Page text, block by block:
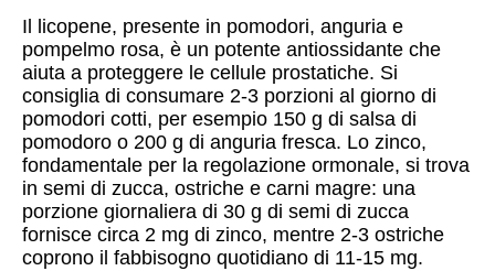
Il licopene, presente in pomodori, anguria e
pompelmo rosa, è un potente antiossidante che
aiuta a proteggere le cellule prostatiche. Si
consiglia di consumare 2-3 porzioni al giorno di
pomodori cotti, per esempio 150 g di salsa di
pomodoro o 200 g di anguria fresca. Lo zinco,
fondamentale per la regolazione ormonale, si trova
in semi di zucca, ostriche e carni magre: una
porzione giornaliera di 30 g di semi di zucca
fornisce circa 2 mg di zinco, mentre 2-3 ostriche
coprono il fabbisogno quotidiano di 11-15 mg.